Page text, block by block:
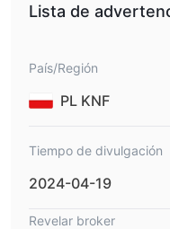
Lista de
País/Región
PL KNF
Tiempo de divulgación
2024-04-19
Revelar broker